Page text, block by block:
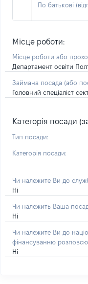
По батькові
Місце роботи:
Місце роботи або
Департамент освіти
Займана посада (або
Головний спеціаліст
Категорія посади
Тип посади:
Категорія посади:
Чи належите Ви до
Ні
Чи належить Ваша
Ні
Чи належите Ви до
фінансуванню
Ні